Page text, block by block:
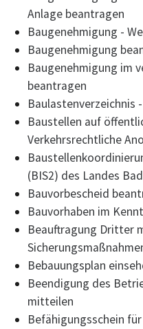
Anlage beantragen
Baugenehmigung -
Baugenehmigung
Baugenehmigung im
beantragen
Baulastenverzeichnis
Baustellen auf
Verkehrsrechtliche
(BIS2) des Landes
Bauvorbescheid
Bauvorhaben im
Beauftragung Dritter
Bebauungsplan
Beendigung des
mitteilen
Befähigungsschein